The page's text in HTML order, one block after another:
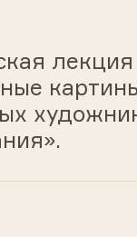
лекция